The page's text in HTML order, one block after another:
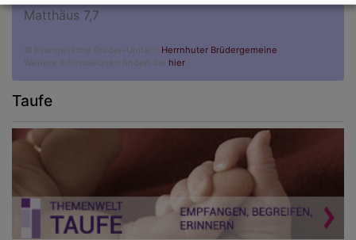
Matthäus 7,7
© Evangelische Brüder-Unität – Herrnhuter Brüdergemeine
Weitere Informationen finden Sie hier .
Taufe